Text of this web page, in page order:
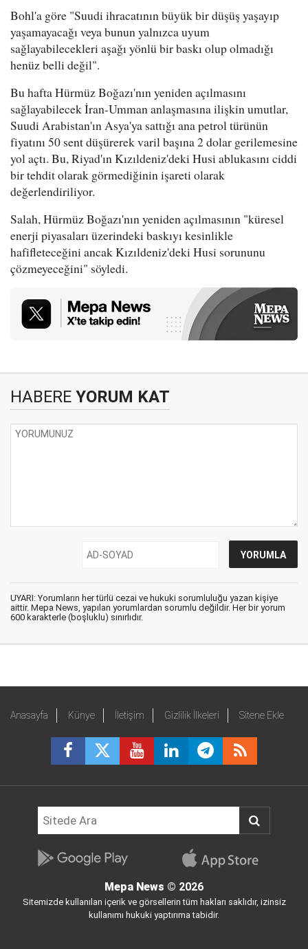
Bohl'a göre "Suudi ihracatının büyük bir düşüş yaşayıp
yaşamayacağı veya bunun yalnızca uyum
sağlayabilecekleri aşağı yönlü bir baskı olup olmadığı
henüz belli değil".
Bu hafta Hürmüz Boğazı'nın yeniden açılmasını
sağlayabilecek İran-Umman anlaşmasına ilişkin umutlar,
Suudi Arabistan'ın Asya'ya sattığı ana petrol türünün
fiyatını 50 sent düşürerek varil başına 2 dolar gerilemesine
yol açtı. Bu, Riyad'ın Kızıldeniz'deki Husi ablukasını ciddi
bir tehdit olarak görmediğinin işareti olarak
değerlendiriliyor.
Salah, Hürmüz Boğazı'nın yeniden açılmasının "küresel
enerji piyasaları üzerindeki baskıyı kesinlikle
hafifleteceğini ancak Kızıldeniz'deki Husi sorununu
çözmeyeceğini" söyledi.
HABERE YORUM KAT
UYARI: Yorumların her türlü cezai ve hukuki sorumluluğu yazan kişiye
aittir. Mepa News, yapılan yorumlardan sorumlu değildir. Her bir yorum
600 karakterle (boşluklu) sınırlıdır.
Anasayfa Künye İletişim Gizlilik İlkeleri Sitene Ekle
Mepa News © 2026
Sitemizde kullanılan içerik ve görsellerin tüm hakları saklıdır, izinsiz
kullanımı hukuki yaptırıma tabidir.